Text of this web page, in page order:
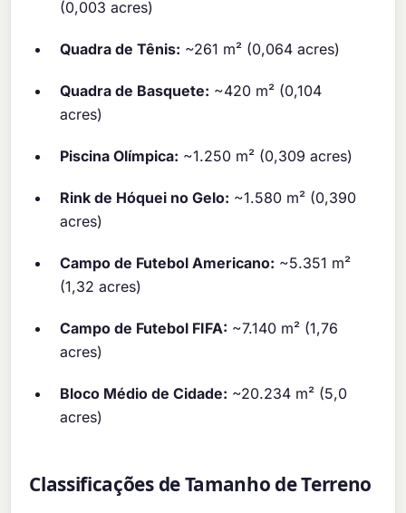
(0,003 acres)
Quadra de Tênis: ~261 m² (0,064 acres)
Quadra de Basquete: ~420 m² (0,104
acres)
Piscina Olímpica: ~1.250 m² (0,309 acres)
Rink de Hóquei no Gelo: ~1.580 m² (0,390
acres)
Campo de Futebol Americano: ~5.351 m²
(1,32 acres)
Campo de Futebol FIFA: ~7.140 m² (1,76
acres)
Bloco Médio de Cidade: ~20.234 m² (5,0
acres)
Classificações de Tamanho de Terreno